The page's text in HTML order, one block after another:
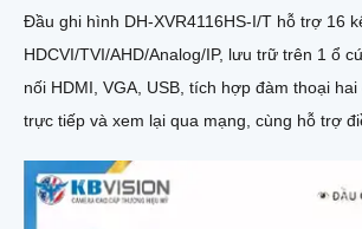
Đầu ghi hình DH-XVR4116HS-I/T hỗ trợ 16
HDCVI/TVI/AHD/Analog/IP, lưu trữ trên 1 ổ
nối HDMI, VGA, USB, tích hợp đàm thoại
trực tiếp và xem lại qua mạng, cùng hỗ trợ